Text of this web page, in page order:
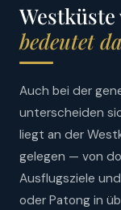
Westküste
bedeutet
Auch bei der
unterscheiden
liegt an der
gelegen — von
Ausflugsziele
oder Patong in